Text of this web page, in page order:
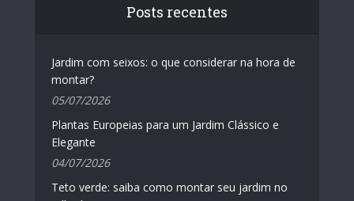
Posts recentes
Jardim com seixos: o que considerar na hora de
montar?
05/07/2026
Plantas Europeias para um Jardim Clássico e
Elegante
04/07/2026
Teto verde: saiba como montar seu jardim no